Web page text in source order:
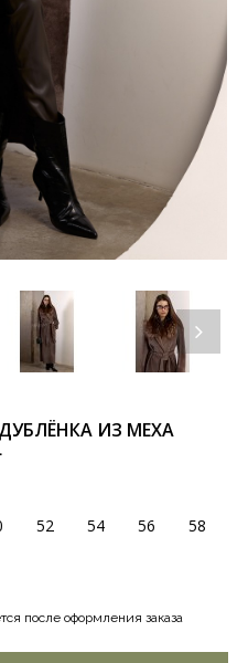
ИЗ МЕХА
52 54 56 58
после оформления заказа